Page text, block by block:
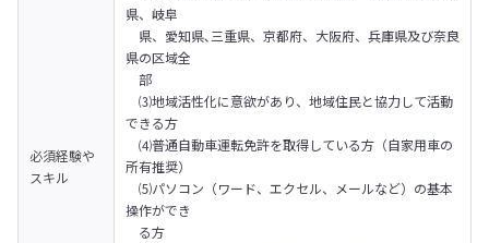
必須経験や
スキル
県、岐阜
県、愛知県､三重県、京都府、大阪府、兵庫県及び奈良
県の区域全
部
⑶地域活性化に意欲があり、地域住民と協力して活動
できる方
⑷普通自動車運転免許を取得している方（自家用車の
所有推奨）
⑸パソコン（ワード、エクセル、メールなど）の基本
操作ができ
る方